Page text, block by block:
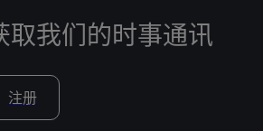
取我们的时事通讯
注册